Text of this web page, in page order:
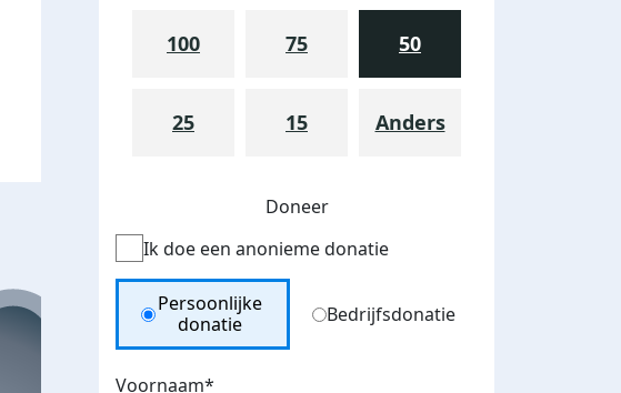
100 75 50
25 15 Anders
Doneer
Ik doe een anonieme donatie
Donation Type
Persoonlijke
donatie
Bedrijfsdonatie
Voornaam*